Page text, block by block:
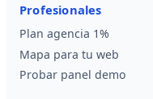
Profesionales
Plan agencia 1%
Mapa para tu web
Probar panel demo